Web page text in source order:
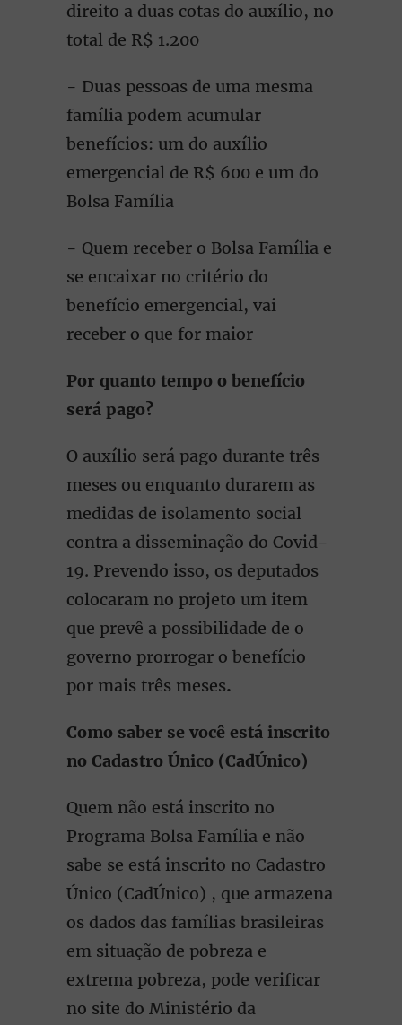
direito a duas cotas do auxílio, no
total de R$ 1.200
- Duas pessoas de uma mesma
família podem acumular
benefícios: um do auxílio
emergencial de R$ 600 e um do
Bolsa Família
- Quem receber o Bolsa Família e
se encaixar no critério do
benefício emergencial, vai
receber o que for maior
Por quanto tempo o benefício
será pago?
O auxílio será pago durante três
meses ou enquanto durarem as
medidas de isolamento social
contra a disseminação do Covid-
19. Prevendo isso, os deputados
colocaram no projeto um item
que prevê a possibilidade de o
governo prorrogar o benefício
por mais três meses.
Como saber se você está inscrito
no Cadastro Único (CadÚnico)
Quem não está inscrito no
Programa Bolsa Família e não
sabe se está inscrito no Cadastro
Único (CadÚnico) , que armazena
os dados das famílias brasileiras
em situação de pobreza e
extrema pobreza, pode verificar
no site do Ministério da